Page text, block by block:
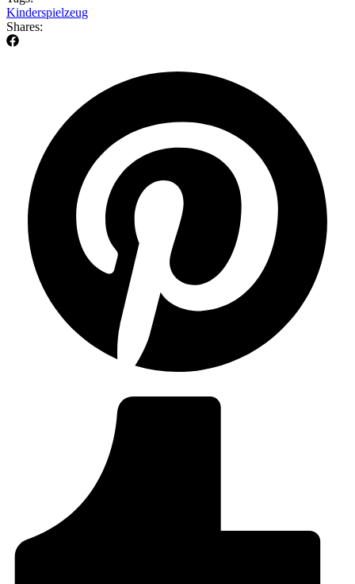
Kinderspielzeug
Shares: